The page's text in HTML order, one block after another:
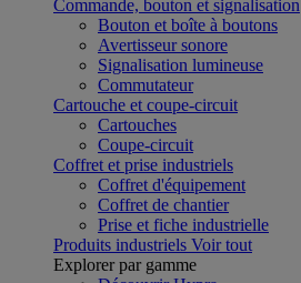
Commande, bouton et signalisation
Bouton et boîte à boutons
Avertisseur sonore
Signalisation lumineuse
Commutateur
Cartouche et coupe-circuit
Cartouches
Coupe-circuit
Coffret et prise industriels
Coffret d'équipement
Coffret de chantier
Prise et fiche industrielle
Produits industriels Voir tout
Explorer par gamme